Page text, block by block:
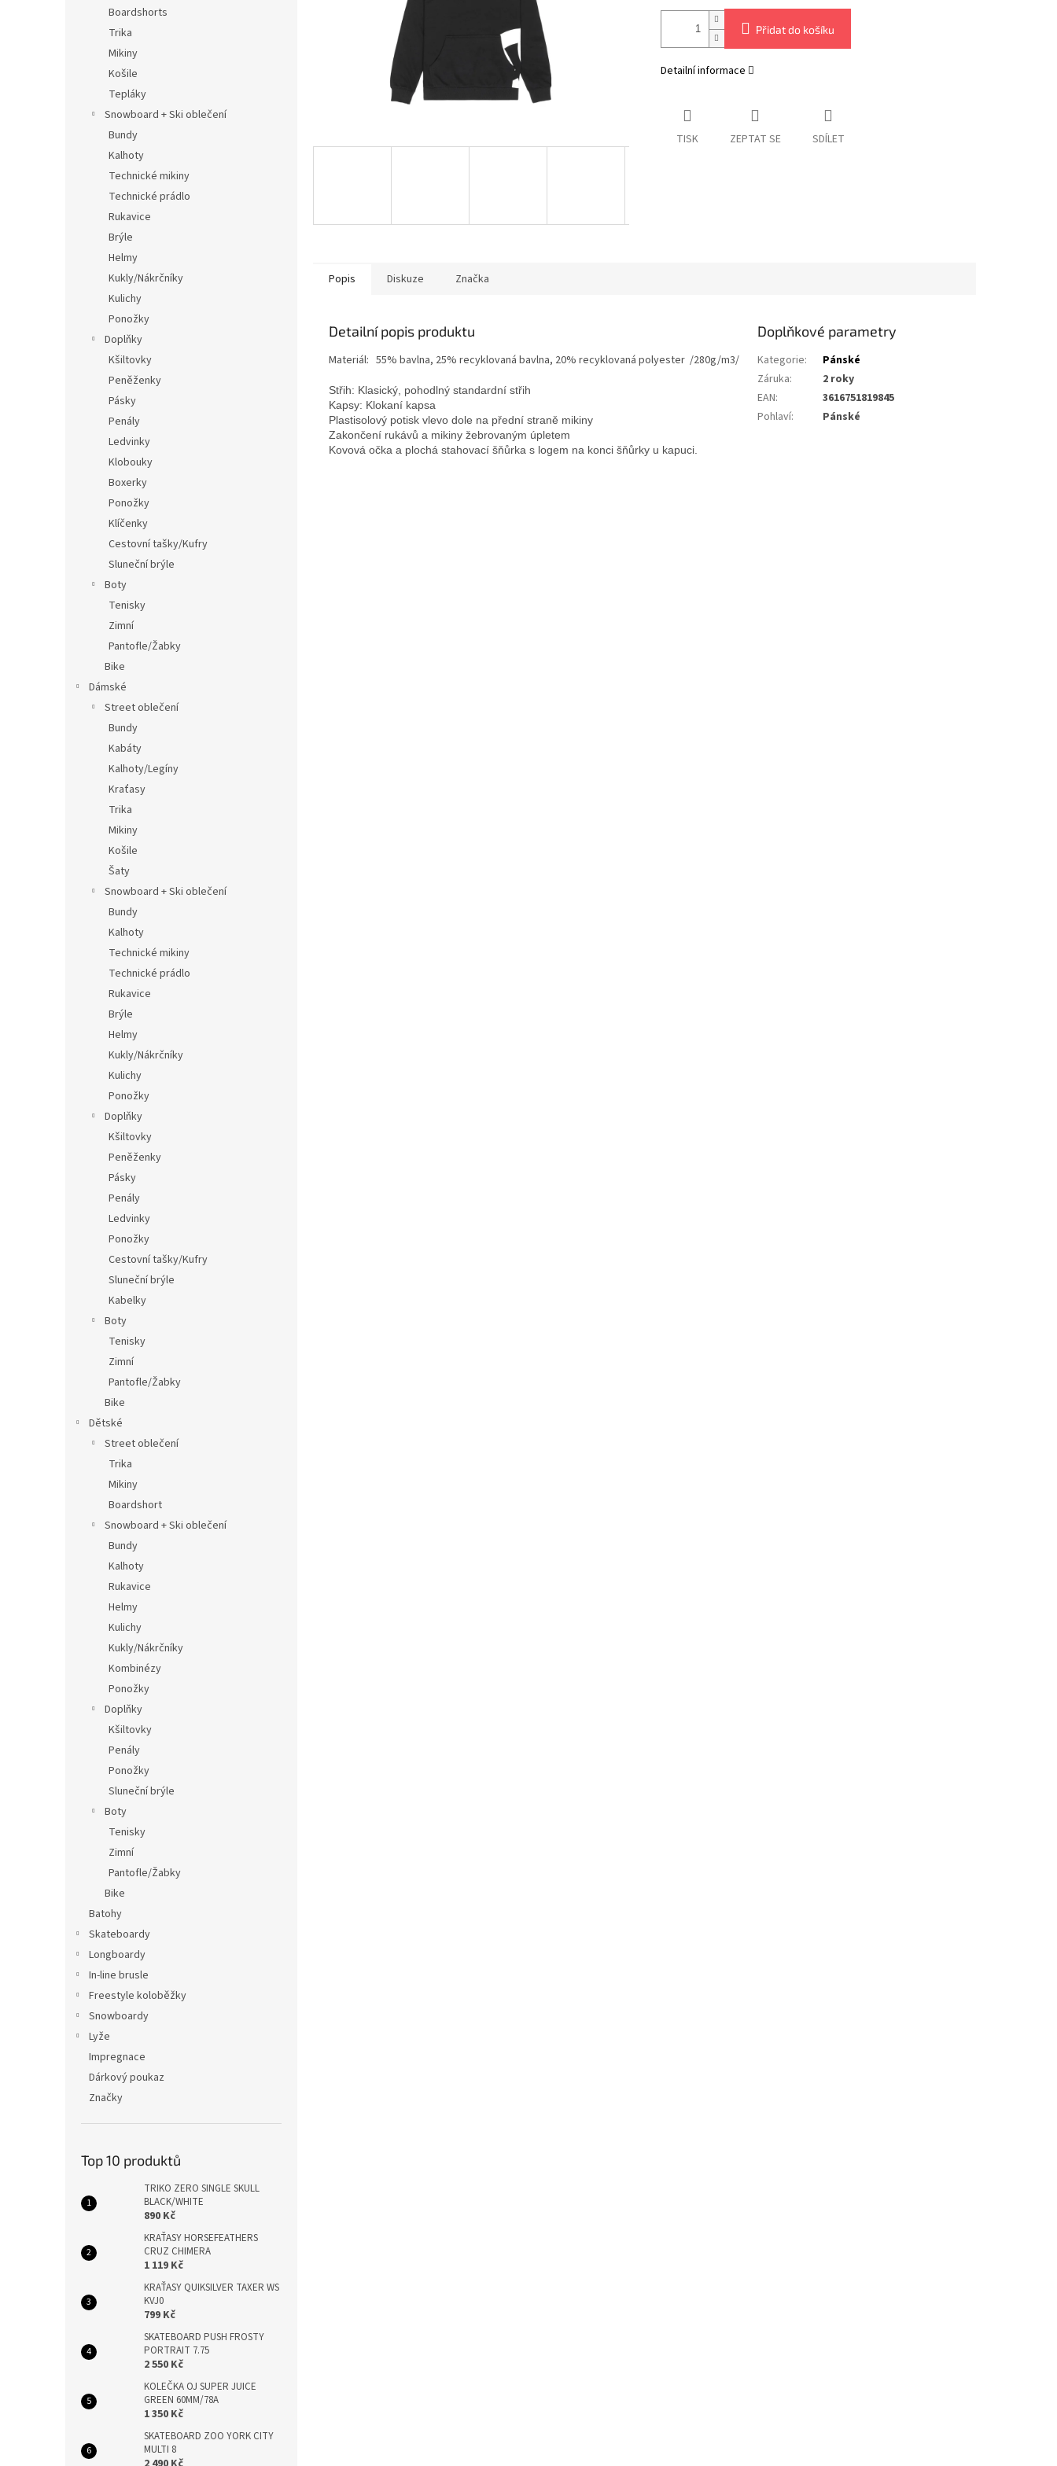
Boardshorts
Trika
Mikiny
Košile
Tepláky
Snowboard + Ski oblečení
Bundy
Kalhoty
Technické mikiny
Technické prádlo
Rukavice
Brýle
Helmy
Kukly/Nákrčníky
Kulichy
Ponožky
Doplňky
Kšiltovky
Peněženky
Pásky
Penály
Ledvinky
Klobouky
Boxerky
Ponožky
Klíčenky
Cestovní tašky/Kufry
Sluneční brýle
Boty
Tenisky
Zimní
Pantofle/Žabky
Bike
Dámské
Street oblečení
Bundy
Kabáty
Kalhoty/Legíny
Kraťasy
Trika
Mikiny
Košile
Šaty
Snowboard + Ski oblečení
Bundy
Kalhoty
Technické mikiny
Technické prádlo
Rukavice
Brýle
Helmy
Kukly/Nákrčníky
Kulichy
Ponožky
Doplňky
Kšiltovky
Peněženky
Pásky
Penály
Ledvinky
Ponožky
Cestovní tašky/Kufry
Sluneční brýle
Kabelky
Boty
Tenisky
Zimní
Pantofle/Žabky
Bike
Dětské
Street oblečení
Trika
Mikiny
Boardshort
Snowboard + Ski oblečení
Bundy
Kalhoty
Rukavice
Helmy
Kulichy
Kukly/Nákrčníky
Kombinézy
Ponožky
Doplňky
Kšiltovky
Penály
Ponožky
Sluneční brýle
Boty
Tenisky
Zimní
Pantofle/Žabky
Bike
Batohy
Skateboardy
Longboardy
In-line brusle
Freestyle koloběžky
Snowboardy
Lyže
Impregnace
Dárkový poukaz
Značky
Top 10 produktů
TRIKO ZERO SINGLE SKULL
BLACK/WHITE
890 Kč
KRAŤASY HORSEFEATHERS
CRUZ CHIMERA
1 119 Kč
KRAŤASY QUIKSILVER TAXER WS
KVJ0
799 Kč
SKATEBOARD PUSH FROSTY
PORTRAIT 7.75
2 550 Kč
KOLEČKA OJ SUPER JUICE
GREEN 60MM/78A
1 350 Kč
SKATEBOARD ZOO YORK CITY
MULTI 8
Přidat do košíku
Detailní informace
TISK ZEPTAT SE SDÍLET
Popis Diskuze Značka
Detailní popis produktu
Materiál: 55% bavlna, 25% recyklovaná bavlna, 20% recyklovaná polyester /280g/m3/
Střih: Klasický, pohodlný standardní střih
Kapsy: Klokaní kapsa
Plastisolový potisk vlevo dole na přední straně mikiny
Zakončení rukávů a mikiny žebrovaným úpletem
Kovová očka a plochá stahovací šňůrka s logem na konci šňůrky u kapuci.
Doplňkové parametry
Kategorie:
Pánské
Záruka:
2 roky
EAN:
3616751819845
Pohlaví: Pánské